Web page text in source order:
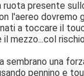
presente
l'aereo
a toccare il
mezzo...col
una
pennino e